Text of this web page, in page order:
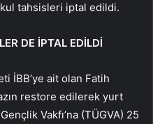
tahsisleri iptal edildi.
DE İPTAL EDİLDİ
İBB’ye ait olan Fatih
restore edilerek yurt
Vakfı’na (TÜGVA) 25